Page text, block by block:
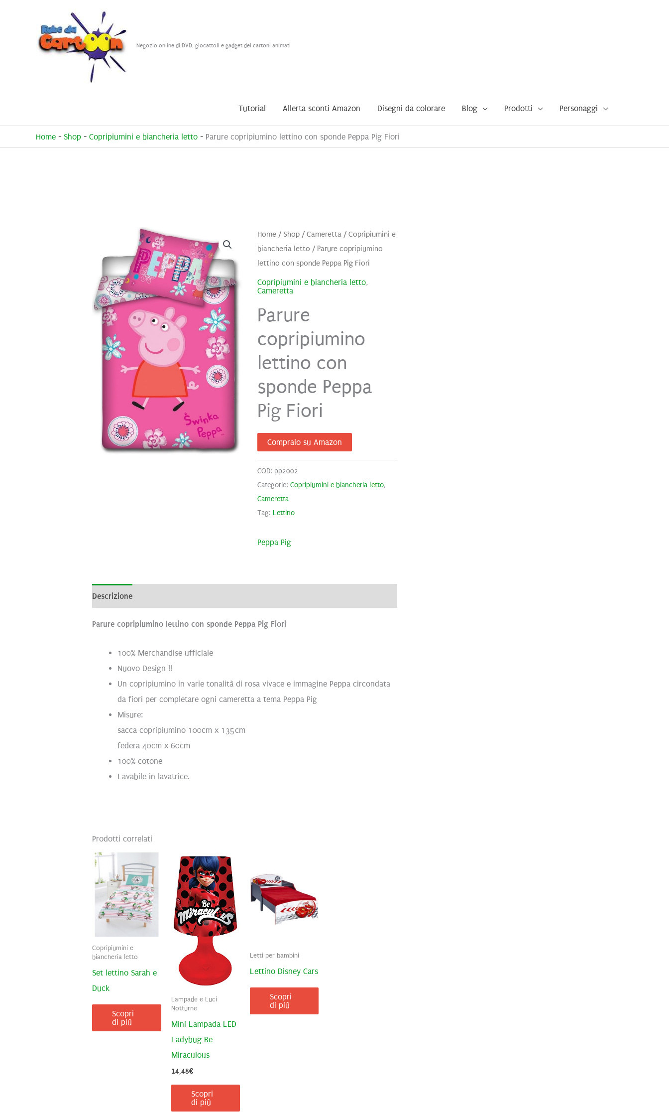
Negozio online di DVD, giocattoli e gadget dei cartoni animati
Tutorial Allerta sconti Amazon Disegni da colorare Blog Prodotti Personaggi
Home - Shop - Copripiumini e biancheria letto - Parure copripiumino lettino con sponde Peppa Pig Fiori
Home/ Shop/ Cameretta/ Copripiumini e
biancheria letto / Parure copripiumino
lettino con sponde Peppa Pig Fiori
Copripiumini e biancheria letto,
Cameretta
Parure
copripiumino
lettino con
sponde Peppa
Pig Fiori
Compralo su Amazon
COD: pp2002
Categorie: Copripiumini e biancheria letto,
Cameretta
Tag: Lettino
Peppa Pig
Descrizione
Parure copripiumino lettino con sponde Peppa Pig Fiori
100% Merchandise ufficiale
Nuovo Design !!
Un copripiumino in varie tonalità di rosa vivace e immagine Peppa circondata
da fiori per completare ogni cameretta a tema Peppa Pig
Misure:
sacca copripiumino 100cm x 135cm
federa 40cm x 60cm
100% cotone
Lavabile in lavatrice.
Prodotti correlati
Copripiumini e
biancheria letto
Set lettino Sarah e
Duck
Scopri
di più
Lampade e Luci
Notturne
Mini Lampada LED
Ladybug Be
Miraculous
14,48€
Scopri
di più
Letti per bambini
Lettino Disney Cars
Scopri
di più